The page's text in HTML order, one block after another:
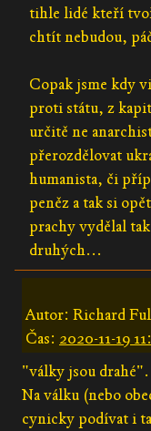
tihle lidé kteří
chtít nebudou,
Copak jsme kdy
proti státu, z
určitě ne
přerozdělovat
humanista, či
peněz a tak si
prachy vydělal
druhých...
Autor: Richard
Čas: 2020-11-19
"války jsou
Na válku (nebo
cynicky podívat i